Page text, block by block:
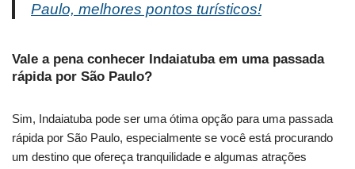
Paulo, melhores pontos turísticos!
Vale a pena conhecer Indaiatuba em uma passada
rápida por São Paulo?
Sim, Indaiatuba pode ser uma ótima opção para uma passada
rápida por São Paulo, especialmente se você está procurando
um destino que ofereça tranquilidade e algumas atrações